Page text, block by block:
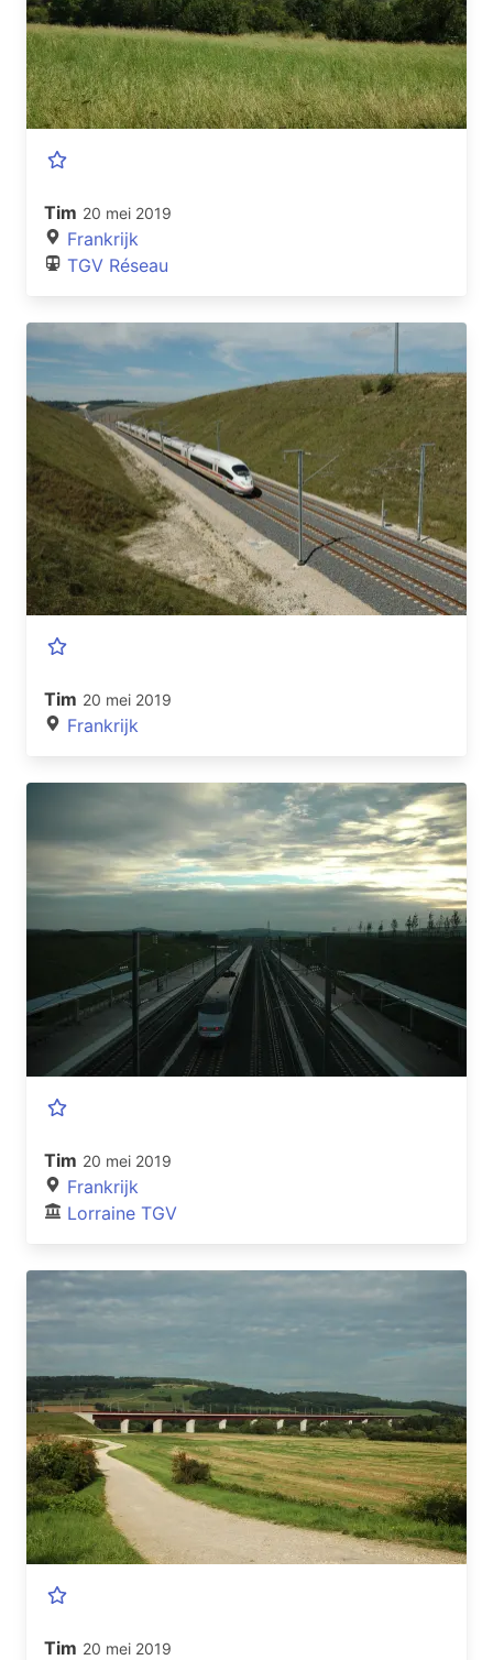
Tim 20 mei 2019
Frankrijk
TGV Réseau
Tim 20 mei 2019
Frankrijk
Tim 20 mei 2019
Frankrijk
Lorraine TGV
Tim 20 mei 2019